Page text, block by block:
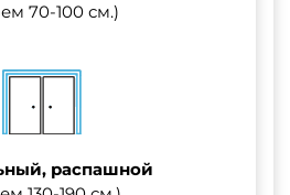
70-100 см.)
распашной